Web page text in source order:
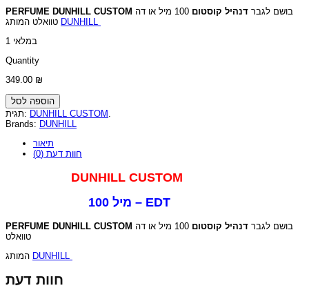
PERFUME DUNHILL CUSTOM בושם לגבר דנהיל קוסטום
100 מיל או דה
DUNHILL
1 במלאי
Quantity
349.00 ₪
הוספה לסל
תגית: DUNHILL CUSTOM .
Brands: DUNHILL
תיאור
חוות דעת (0)
DUNHILL CUSTOM
100 מיל – EDT
PERFUME DUNHILL CUSTOM בושם לגבר דנהיל קוסטום
100 מיל או דה
טוואלט
DUNHILL
חוות דעת